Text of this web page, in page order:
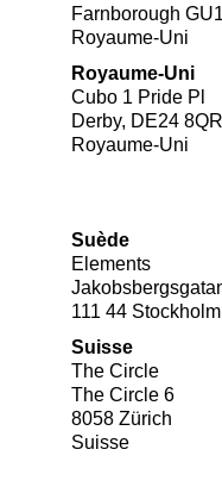
Farnborough
Royaume-Uni
Royaume-Uni
Cubo 1 Pride Pl
Derby, DE24 8QR
Royaume-Uni
Suède
Elements
111 44 Stockholm
Suisse
The Circle
The Circle 6
8058 Zürich
Suisse